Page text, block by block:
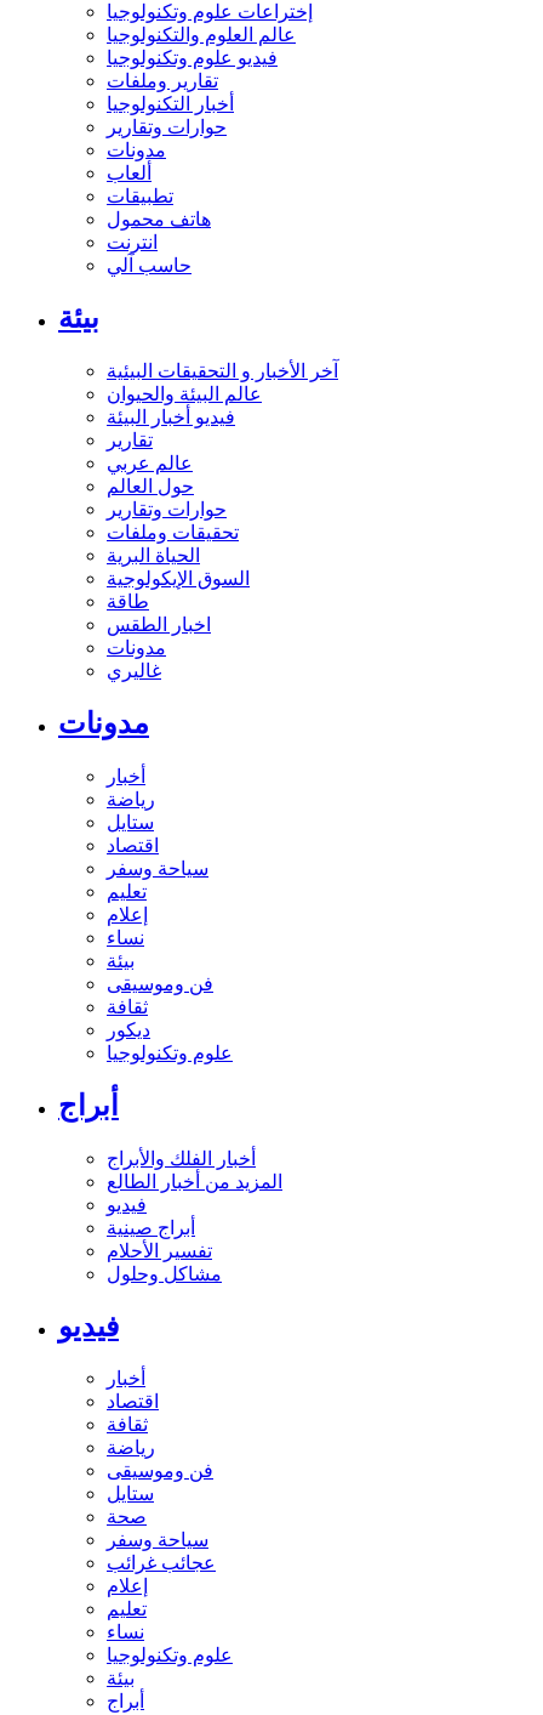
إختراعات علوم وتكنولوجيا
عالم العلوم والتكنولوجيا
فيديو علوم وتكنولوجيا
تقارير وملفات
أخبار التكنولوجيا
حوارات وتقارير
مدونات
ألعاب
تطبيقات
هاتف محمول
انترنت
حاسب آلي
بيئة
آخر الأخبار و التحقيقات البيئية
عالم البيئة والحيوان
فيديو أخبار البيئة
تقارير
عالم عربي
حول العالم
حوارات وتقارير
تحقيقات وملفات
الحياة البرية
السوق الإيكولوجية
طاقة
اخبار الطقس
مدونات
غاليري
مدونات
أخبار
رياضة
ستايل
اقتصاد
سياحة وسفر
تعليم
إعلام
نساء
بيئة
فن وموسيقى
ثقافة
ديكور
علوم وتكنولوجيا
أبراج
أخبار الفلك والأبراج
المزيد من أخبار الطالع
فيديو
أبراج صينية
تفسير الأحلام
مشاكل وحلول
فيديو
أخبار
اقتصاد
ثقافة
رياضة
فن وموسيقى
ستايل
صحة
سياحة وسفر
عجائب غرائب
إعلام
تعليم
نساء
علوم وتكنولوجيا
بيئة
أبراج